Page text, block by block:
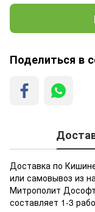
Поделиться в
Доставка по
или самовывоз из
Митрополит
составляет 1-3